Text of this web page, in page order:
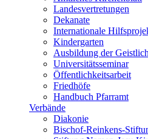
Landesvertretungen
Dekanate
Internationale
Kindergarten
Ausbildung der
Universitätsseminar
Öffentlichkeitsarbeit
Friedhöfe
Handbuch Pfarramt
Verbände
Diakonie
Bischof-Reinkens-